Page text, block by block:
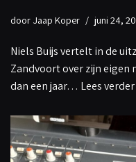
door Jaap Koper juni 24,
Niels Buijs vertelt in de
Zandvoort over zijn eigen
dan een jaar… Lees verder